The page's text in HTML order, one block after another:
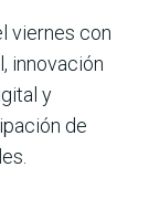
viernes con
innovación
y
de